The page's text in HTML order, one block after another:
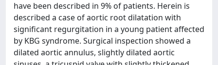
have been described in 9% of patients. Herein is
described a case of aortic root dilatation with
significant regurgitation in a young patient affected
by KBG syndrome. Surgical inspection showed a
dilated aortic annulus, slightly dilated aortic